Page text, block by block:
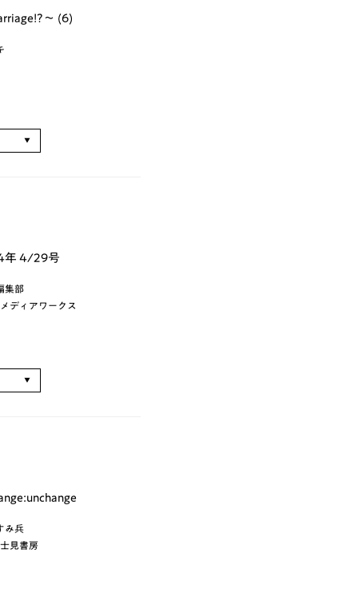
～ (6)
年 4/29号
集部
ディアワークス
み兵
見書房